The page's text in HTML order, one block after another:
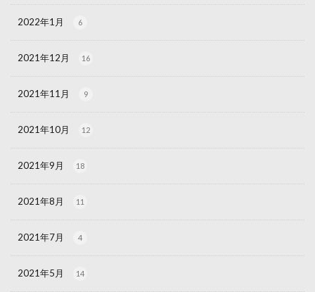
2022年1月 6
2021年12月 16
2021年11月 9
2021年10月 12
2021年9月 18
2021年8月 11
2021年7月 4
2021年5月 14